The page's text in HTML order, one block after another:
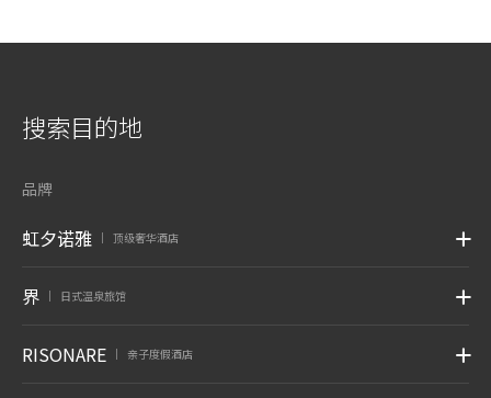
搜索目的地
品牌
虹夕诺雅 顶级奢华酒店
界 日式温泉旅馆
RISONARE 亲子度假酒店